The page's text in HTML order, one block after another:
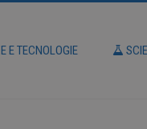
E TECNOLOGIE